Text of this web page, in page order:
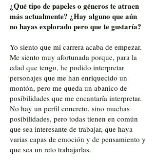
¿Qué tipo de papeles o géneros te atraen
más actualmente? ¿Hay alguno que aún
no hayas explorado pero que te gustaría?
Yo siento que mi carrera acaba de empezar.
Me siento muy afortunada porque, para la
edad que tengo, he podido interpretar
personajes que me han enriquecido un
montón, pero me queda un abanico de
posibilidades que me encantaría interpretar.
No hay un perfil concreto, sino muchas
posibilidades, pero todas tienen en común
que sea interesante de trabajar, que haya
varias capas de emoción y de pensamiento y
que sea un reto trabajarlas.